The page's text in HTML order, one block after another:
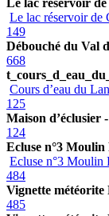
Le lac réservoir de
149
Débouché du Val
668
Cours d’eau du
125
Maison d’éclusier
124
Ecluse n°3 Moulin
Ecluse n°3 Moulin
484
Vignette
485